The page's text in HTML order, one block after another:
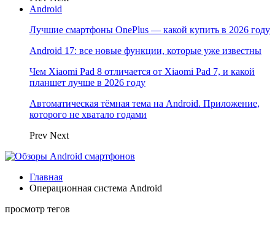
Android
Лучшие смартфоны OnePlus — какой купить в 2026 году
Android 17: все новые функции, которые уже известны
Чем Xiaomi Pad 8 отличается от Xiaomi Pad 7, и какой
планшет лучше в 2026 году
Автоматическая тёмная тема на Android. Приложение,
которого не хватало годами
Prev Next
Главная
Операционная система Android
просмотр тегов